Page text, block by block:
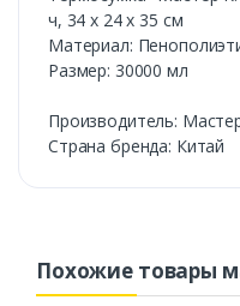
ч, 34 х 24 х 35 см
Материал:
Размер: 30000 мл
Производитель:
Страна бренда: Китай
Похожие товары